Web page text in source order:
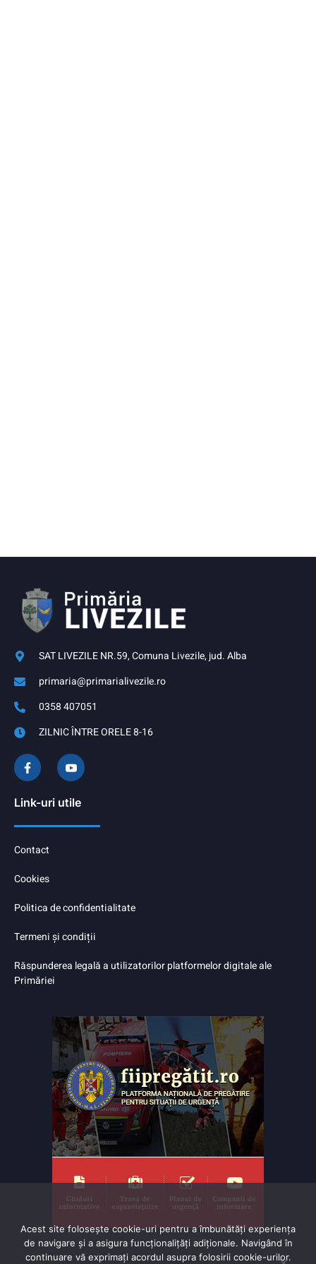
SAT LIVEZILE NR.59, Comuna Livezile, jud. Alba
primaria@primarialivezile.ro
0358 407051
ZILNIC ÎNTRE ORELE 8-16
Link-uri utile
Contact
Cookies
Politica de confidentialitate
Termeni și condiții
Răspunderea legală a utilizatorilor platformelor digitale ale
Primăriei
Acest site folosește cookie-uri pentru a îmbunătăți experiența
de navigare și a asigura funcționalițăți adiționale. Navigând în
continuare vă exprimaţi acordul asupra folosirii cookie-urilor.